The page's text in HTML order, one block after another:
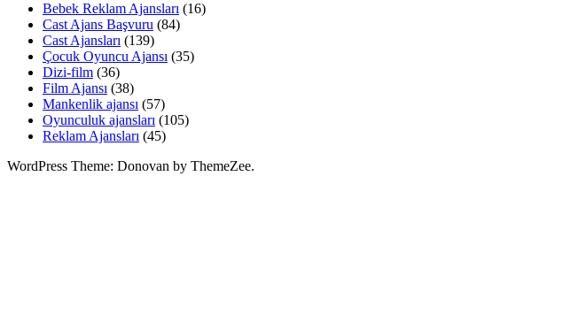
Bebek Reklam Ajansları (16)
Cast Ajans Başvuru (84)
Cast Ajansları (139)
Çocuk Oyuncu Ajansı (35)
Dizi-film (36)
Film Ajansı (38)
Mankenlik ajansı (57)
Oyunculuk ajansları (105)
Reklam Ajansları (45)
WordPress Theme: Donovan by ThemeZee.